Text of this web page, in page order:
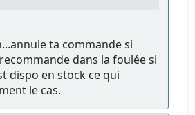
ta commande si
dans la foulée si
dispo en stock ce qui
le cas.